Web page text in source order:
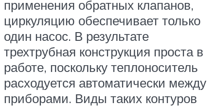
применения обратных клапанов,
циркуляцию обеспечивает только
один насос. В результате
трехтрубная конструкция проста в
работе, поскольку теплоноситель
расходуется автоматически между
приборами. Виды таких контуров